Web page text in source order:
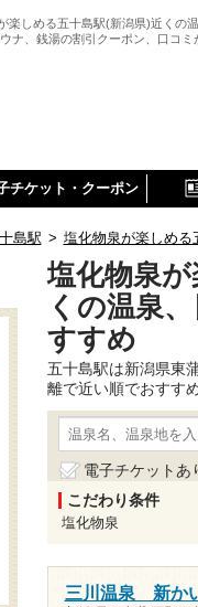
楽しめる五十島駅(新潟県)近くの
ナ、銭湯の割引クーポン、口コミ
チケット・クーポン
島駅 > 塩化物泉が楽しめる
塩化物泉
くの温泉
すすめ
五十島駅は新潟県東
離で近い順でおすす
電子チケットあ
こだわり条件
塩化物泉
三川温泉 新か